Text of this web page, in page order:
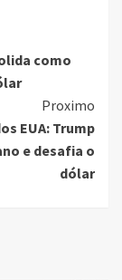
como
Proximo
EUA: Trump
e desafia o
dólar